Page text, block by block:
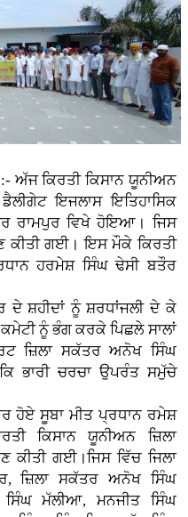
ਅੱਜ ਕਿਰਤੀ ਕਿਸਾਨ ਯੂਨੀਅਨ
ਇਜਲਾਸ ਇਤਿਹਾਸਿਕ
ਰਾਮਪੁਰ ਵਿਖੇ ਹੋਇਆ। ਜਿਸ
ਕੀਤੀ ਗਈ। ਇਸ ਮੌਕੇ ਕਿਰਤੀ
ਹਰਮੇਸ਼ ਸਿੰਘ ਢੇਸੀ ਬਤੌਰ
ਦੇ ਸ਼ਹੀਦਾਂ ਨੂੰ ਸ਼ਰਧਾਂਜਲੀ ਦੇ ਕੇ
ਨੂੰ ਭੰਗ ਕਰਕੇ ਪਿਛਲੇ ਸਾਲਾਂ
ਜ਼ਿਲਾ ਸਕੱਤਰ ਅਨੋਖ ਸਿੰਘ
ਭਾਰੀ ਚਰਚਾ ਉਪਰੰਤ ਸਮੁੱਚੇ
ਸੂਬਾ ਮੀਤ ਪ੍ਰਧਾਨ ਰਮੇਸ਼
ਕਿਸਾਨ ਯੂਨੀਅਨ ਜ਼ਿਲਾ
ਕੀਤੀ ਗਈ।ਜਿਸ ਵਿੱਚ ਜਿਲਾ
ਜ਼ਿਲਾ ਸਕੱਤਰ ਅਨੋਖ ਸਿੰਘ
ਸਿੰਘ ਮੱਲੀਆ, ਮਨਜੀਤ ਸਿੰਘ